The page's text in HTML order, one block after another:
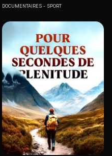
DOCUMENTAIRES SPORT